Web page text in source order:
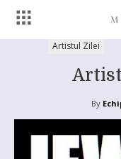
Artistul Zilei
By